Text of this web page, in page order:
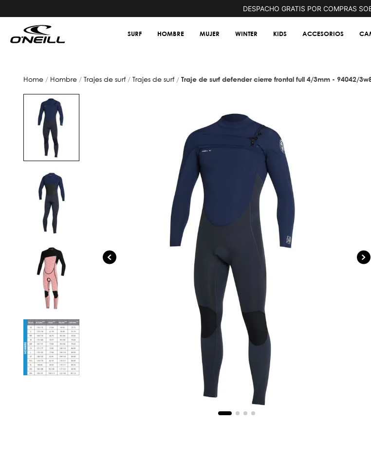
DESPACHO GRATIS POR COMPRAS
SURF HOMBRE MUJER WINTER KIDS ACCESORIOS
hombre trajes de surf trajes de surf traje de surf defender cierre frontal full 4/3mm - 94042/